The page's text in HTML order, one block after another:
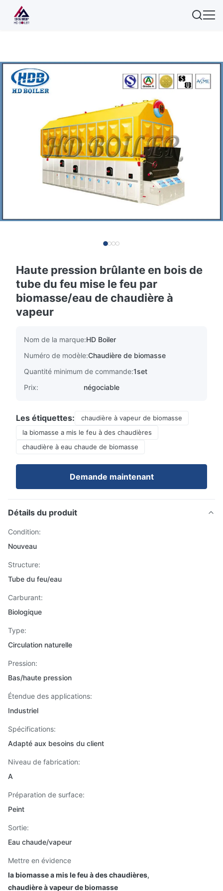
Haute pression brûlante en bois de
tube du feu mise le feu par
biomasse/eau de chaudière à
vapeur
Nom de la marque:HD Boiler
Numéro de modèle:Chaudière de biomasse
Quantité minimum de commande:1set
Prix:
négociable
Les étiquettes:
chaudière à vapeur de biomasse
la biomasse a mis le feu à des chaudières
chaudière à eau chaude de biomasse
Demande maintenant
Détails du produit
Condition:
Nouveau
Structure:
Tube du feu/eau
Carburant:
Biologique
Type:
Circulation naturelle
Pression:
Bas/haute pression
Étendue des applications:
Industriel
Spécifications:
Adapté aux besoins du client
Niveau de fabrication:
A
Préparation de surface:
Peint
Sortie:
Eau chaude/vapeur
Mettre en évidence
la biomasse a mis le feu à des chaudières,
chaudière à vapeur de biomasse